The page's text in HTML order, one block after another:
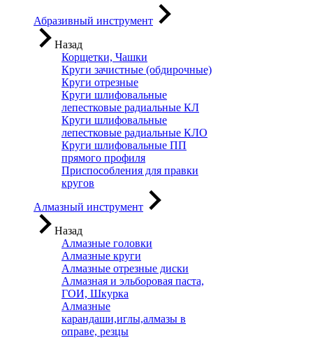
Абразивный инструмент
Назад
Корщетки, Чашки
Круги зачистные (обдирочные)
Круги отрезные
Круги шлифовальные
лепестковые радиальные КЛ
Круги шлифовальные
лепестковые радиальные КЛО
Круги шлифовальные ПП
прямого профиля
Приспособления для правки
кругов
Алмазный инструмент
Назад
Алмазные головки
Алмазные круги
Алмазные отрезные диски
Алмазная и эльборовая паста,
ГОИ, Шкурка
Алмазные
карандаши,иглы,алмазы в
оправе, резцы